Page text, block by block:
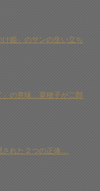
姫」のサンの生い立ち
」の意味…菜穂子が二郎
された２つの正体…